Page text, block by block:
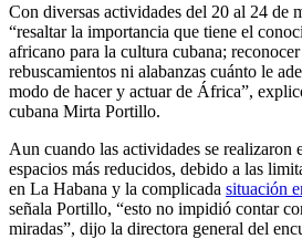
Con diversas actividades del 20 al 24 de
“resaltar la importancia que tiene el
africano para la cultura cubana;
rebuscamientos ni alabanzas cuánto le
modo de hacer y actuar de África”,
cubana Mirta Portillo.
Aun cuando las actividades se realizaron
espacios más reducidos, debido a las
en La Habana y la complicada situación
señala Portillo, “esto no impidió contar
miradas”, dijo la directora general del